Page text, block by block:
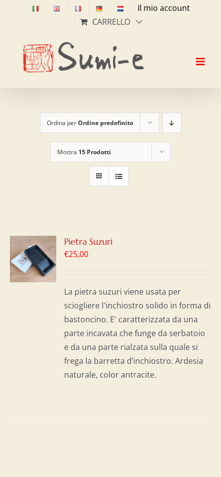
Il mio account
CARRELLO
Ordina perOrdine predefinito
Mostra 15 Prodotti
Pietra Suzuri
€25,00
La pietra suzuri viene usata per
sciogliere l'inchiostro solido in forma di
bastoncino. E' caratterizzata da una
parte incavata che funge da serbatoio
e da una parte rialzata sulla quale si
frega la barretta d’inchiostro. Ardesia
naturale, color antracite.